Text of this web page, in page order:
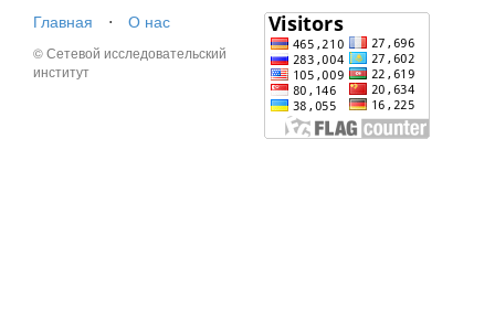
Главная
⋅ О нас
© Сетевой исследовательский
институт